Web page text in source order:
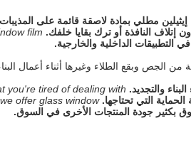
مطلي بمادة لاصقة قائمة على
film
التطبيقات الداخلية والخارجية.
والتجديد. you're tired of dealing with
التي تحتاجها. offer glass window
بكثير جودة المنتجات الأخرى في السوق.